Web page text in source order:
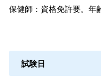
保健師：資格免許要。年
試験日